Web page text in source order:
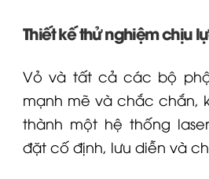
Thiết kế thử nghiệm chịu
Vỏ và tất cả các bộ
mạnh mẽ và chắc chắn,
thành một hệ thống
đặt cố định, lưu diễn và